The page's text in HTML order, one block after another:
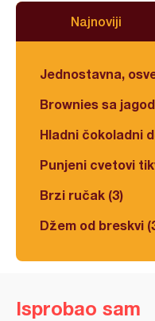
Najnoviji
Jednostavna,
Brownies sa
Hladni čokoladni
Punjeni cvetovi
Brzi ručak (3)
Džem od breskvi
Isprobao sam